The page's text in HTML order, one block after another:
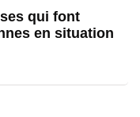
qui font
en situation